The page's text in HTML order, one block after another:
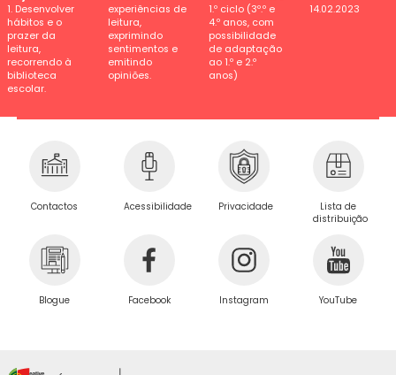
1. Desenvolver
hábitos e o
prazer da
leitura,
recorrendo à
biblioteca
escolar.
experiências de
leitura,
exprimindo
sentimentos e
emitindo
opiniões.
1.º ciclo (3º.º e
4.º anos, com
possibilidade
de adaptação
ao 1.º e 2.º
anos)
14.02.2023
Contactos Acessibilidade Privacidade
Lista de
distribuição
Blogue Facebook Instagram YouTube